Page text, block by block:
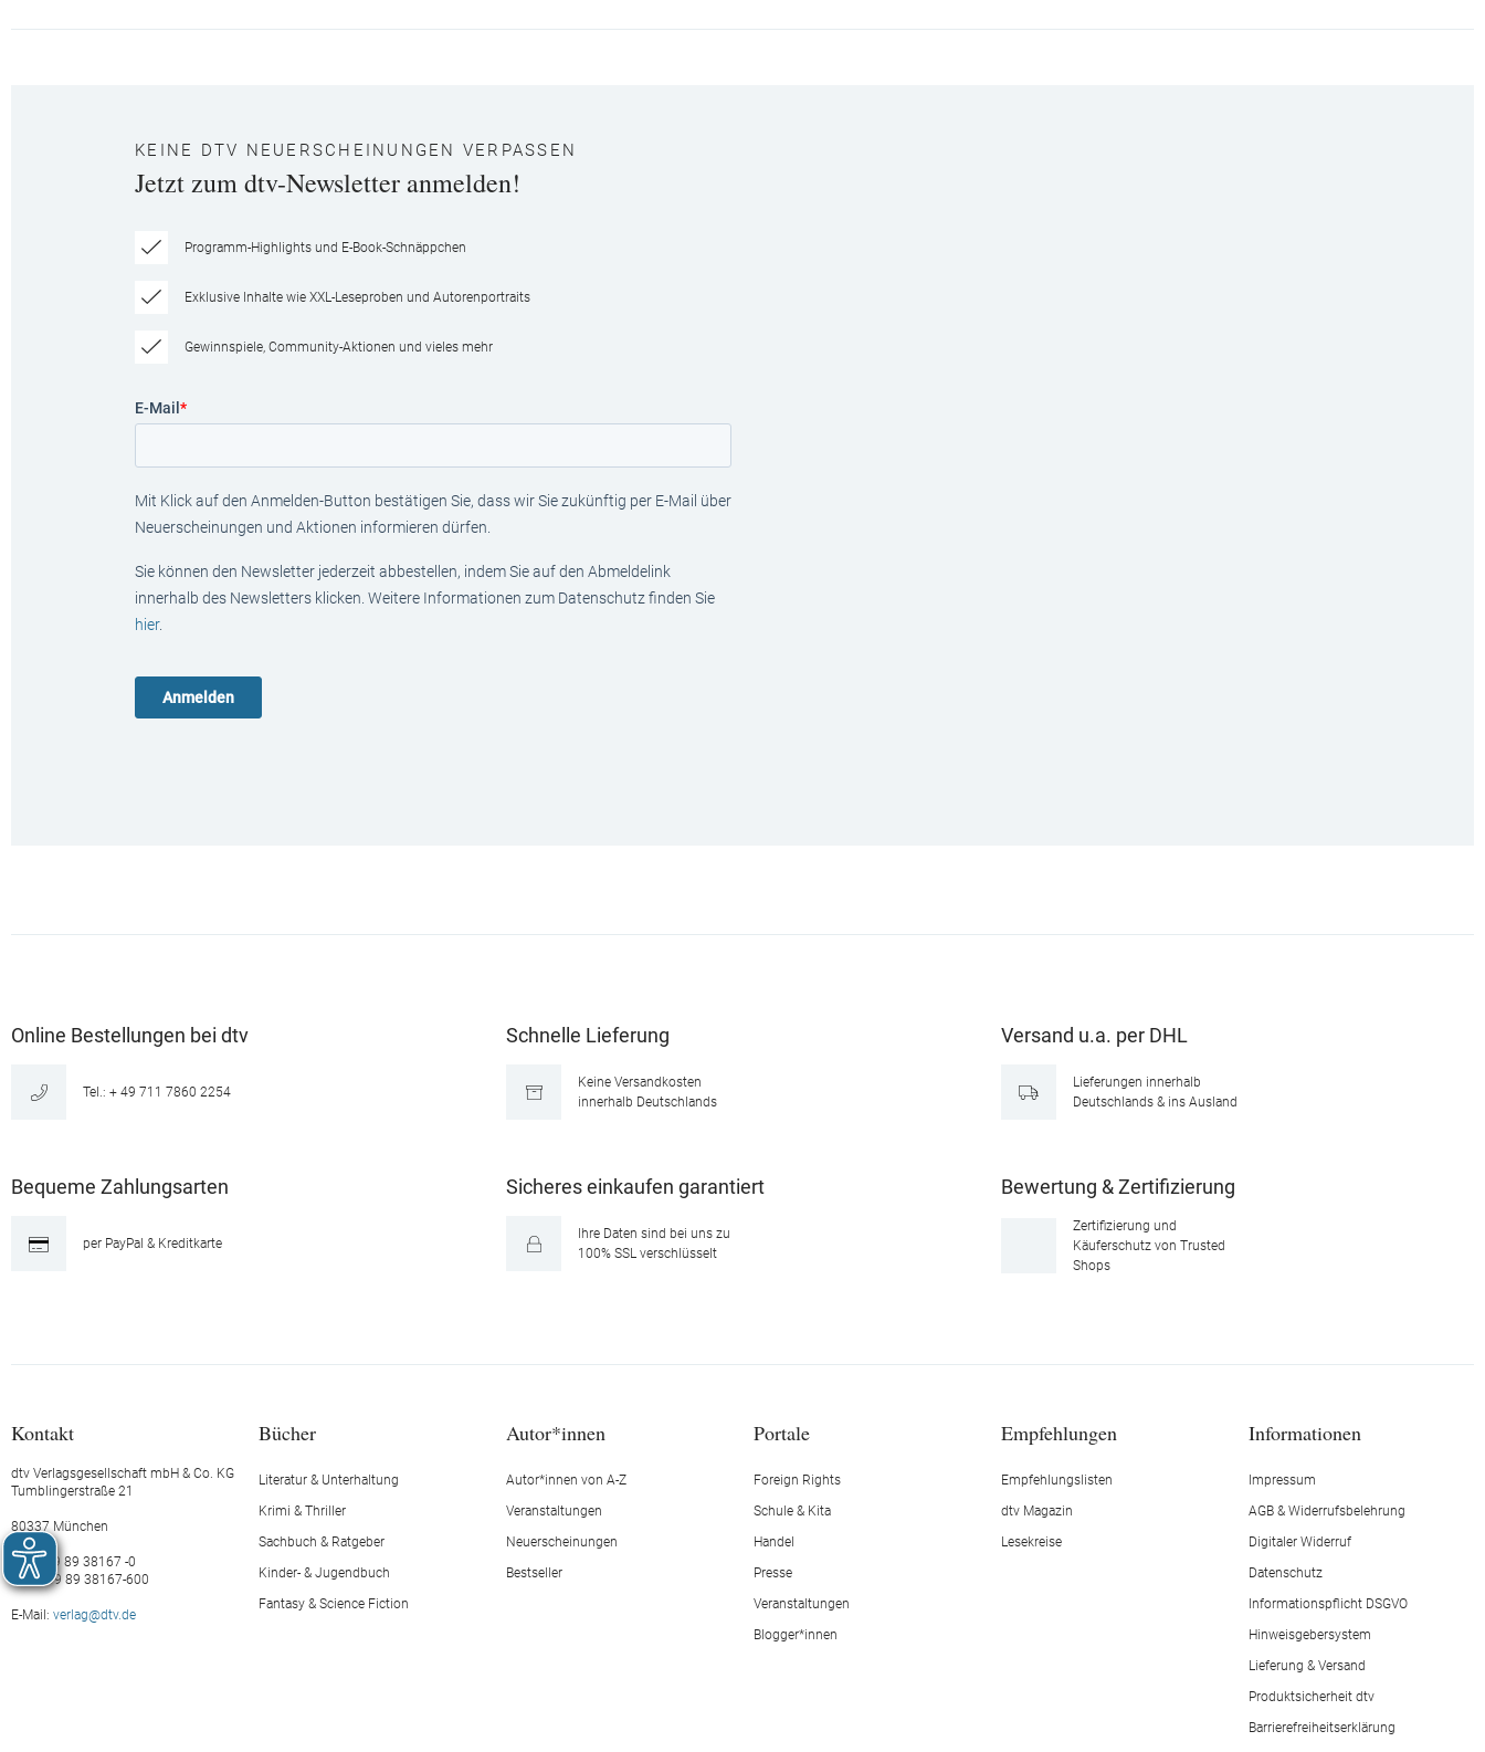
KEINE DTV NEUERSCHEINUNGEN VERPASSEN
Jetzt zum dtv-Newsletter anmelden!
Programm-Highlights und E-Book-Schnäppchen
Exklusive Inhalte wie XXL-Leseproben und Autorenportraits
Gewinnspiele, Community-Aktionen und vieles mehr
E-Mail *
Mit Klick auf den Anmelden-Button bestätigen Sie, dass wir Sie zukünftig per E-Mail über
Neuerscheinungen und Aktionen informieren dürfen.
Sie können den Newsletter jederzeit abbestellen, indem Sie auf den Abmeldelink
innerhalb des Newsletters klicken. Weitere Informationen zum Datenschutz finden Sie
hier.
Online Bestellungen bei dtv
Tel.: + 49 711 7860 2254
Schnelle Lieferung
Keine Versandkosten
innerhalb Deutschlands
Versand u.a. per DHL
Lieferungen innerhalb
Deutschlands & ins Ausland
Bequeme Zahlungsarten
per PayPal & Kreditkarte
Sicheres einkaufen garantiert
Ihre Daten sind bei uns zu
100% SSL verschlüsselt
Bewertung & Zertifizierung
Zertifizierung und
Käuferschutz von Trusted
Shops
Kontakt
dtv Verlagsgesellschaft mbH & Co. KG
Tumblingerstraße 21
80337 München
Tel.: +49 89 38167 -0
Fax: +49 89 38167-600
E-Mail: verlag@dtv.de
Bücher
Literatur & Unterhaltung
Krimi & Thriller
Sachbuch & Ratgeber
Kinder- & Jugendbuch
Fantasy & Science Fiction
Autor*innen
Autor*innen von A-Z
Veranstaltungen
Neuerscheinungen
Bestseller
Portale
Foreign Rights
Schule & Kita
Handel
Presse
Veranstaltungen
Blogger*innen
Empfehlungen
Empfehlungslisten
dtv Magazin
Lesekreise
Informationen
Impressum
AGB & Widerrufsbelehrung
Digitaler Widerruf
Datenschutz
Informationspflicht DSGVO
Hinweisgebersystem
Lieferung & Versand
Produktsicherheit dtv
Barrierefreiheitserklärung